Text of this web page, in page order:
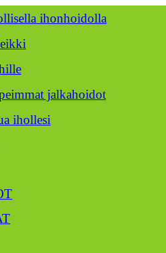
ihonhoidolla
jalkahoidot
ihollesi